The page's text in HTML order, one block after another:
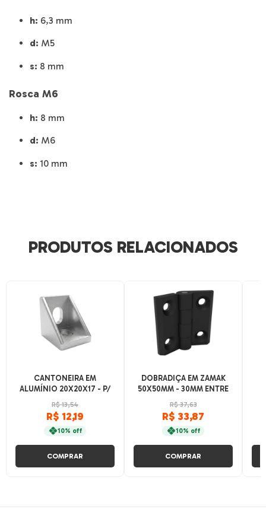
h: 6,3 mm
d: M5
s: 8 mm
Rosca M6
h: 8 mm
d: M6
s: 10 mm
PRODUTOS RELACIONADOS
CANTONEIRA EM
ALUMÍNIO 20X20X17 - P/
V-SLOT E T-SLOT - BASE
20
R$ 13,54
R$ 12,19
10% off
COMPRAR
DOBRADIÇA EM ZAMAK
50X50MM - 30MM ENTRE
CENTRO
R$ 37,63
R$ 33,87
10% off
COMPRAR